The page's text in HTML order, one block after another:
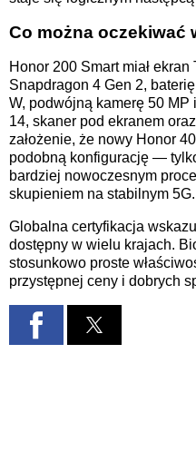
Co można oczekiwać
Honor 200 Smart miał
Snapdragon 4 Gen 2,
W, podwójną kamerę 50 MP
14, skaner pod ekranem
założenie, że nowy Honor
podobną konfigurację —
bardziej nowoczesnym
skupieniem na stabilnym 5G.
Globalna certyfikacja
dostępny w wielu krajach.
stosunkowo proste
przystępnej ceny i dobrych